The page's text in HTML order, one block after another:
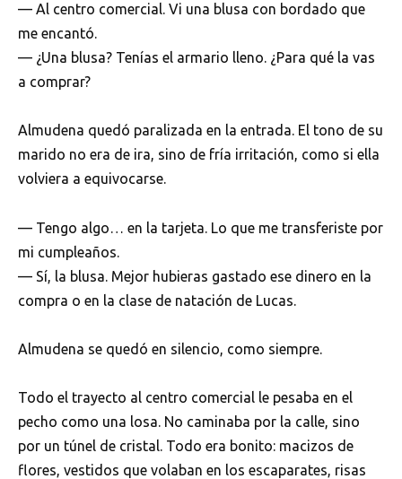
— Al centro comercial. Vi una blusa con bordado que
me encantó.
— ¿Una blusa? Tenías el armario lleno. ¿Para qué la vas
a comprar?
Almudena quedó paralizada en la entrada. El tono de su
marido no era de ira, sino de fría irritación, como si ella
volviera a equivocarse.
— Tengo algo… en la tarjeta. Lo que me transferiste por
mi cumpleaños.
— Sí, la blusa. Mejor hubieras gastado ese dinero en la
compra o en la clase de natación de Lucas.
Almudena se quedó en silencio, como siempre.
Todo el trayecto al centro comercial le pesaba en el
pecho como una losa. No caminaba por la calle, sino
por un túnel de cristal. Todo era bonito: macizos de
flores, vestidos que volaban en los escaparates, risas